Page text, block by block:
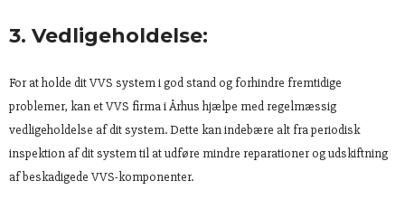
3. Vedligeholdelse:
For at holde dit VVS system i god stand og forhindre fremtidige
problemer, kan et VVS firma i Århus hjælpe med regelmæssig
vedligeholdelse af dit system. Dette kan indebære alt fra periodisk
inspektion af dit system til at udføre mindre reparationer og udskiftning
af beskadigede VVS-komponenter.